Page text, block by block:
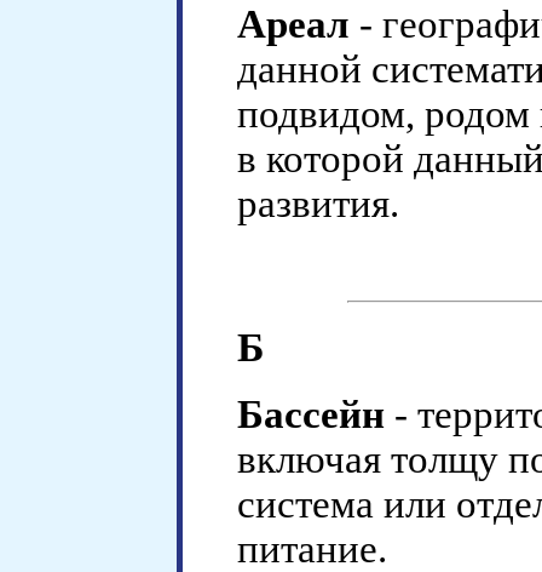
Ареал -
данной
подвидом, родом
в которой
развития.
Б
Бассейн -
включая толщу
система или
питание.